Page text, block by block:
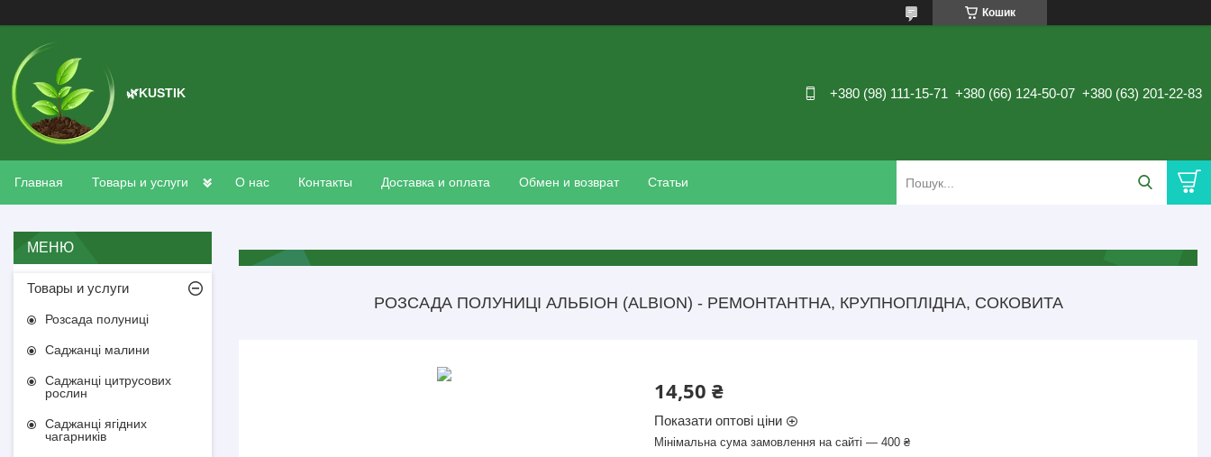
Кошик
🌿KUSTIK +380 (98) 111-15-71 +380 (66) 124-50-07 +380 (63) 201-22-83
Главная Товары и услуги О нас Контакты Доставка и оплата Обмен и возврат Статьи
РОЗСАДА ПОЛУНИЦІ АЛЬБІОН (ALBION) - РЕМОНТАНТНА, КРУПНОПЛІДНА, СОКОВИТА
14,50 ₴
Показати оптові ціни
Мінімальна сума замовлення на сайті — 400 ₴
Товары и услуги
Розсада полуниці
Саджанці малини
Саджанці цитрусових
рослин
Саджанці ягідних
чагарників